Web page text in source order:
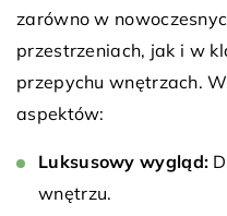
zarówno w
przestrzeniach, jak i w
przepychu wnętrzach.
aspektów:
Luksusowy wygląd:
wnętrzu.